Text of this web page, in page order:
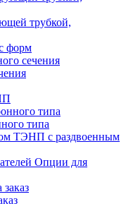
трубкой,
форм
сечения
типа
ТЭНП с раздвоенным
Опции для